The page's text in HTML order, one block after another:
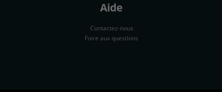
Aide
Contactez-nous
Foire aux questions